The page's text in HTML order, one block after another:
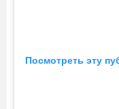
Посмотреть эту